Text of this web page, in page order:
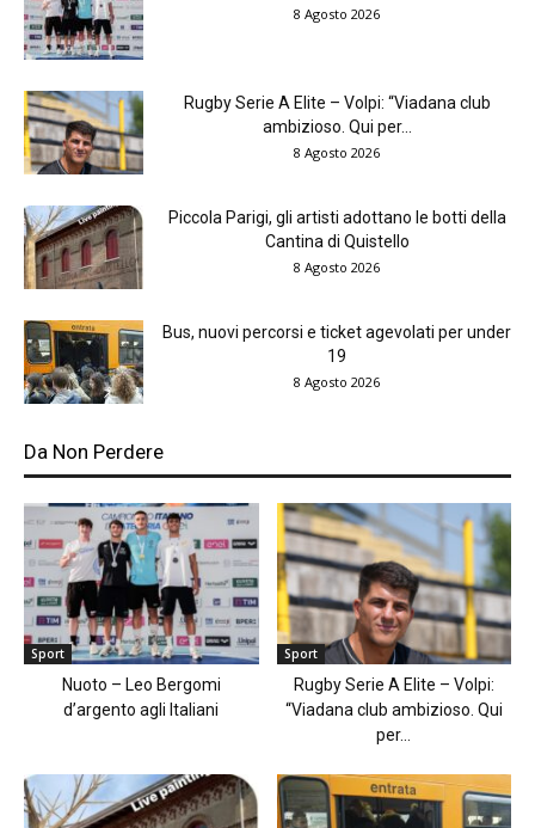
8 Agosto 2026
Rugby Serie A Elite – Volpi: “Viadana club
ambizioso. Qui per...
8 Agosto 2026
Piccola Parigi, gli artisti adottano le botti della
Cantina di Quistello
8 Agosto 2026
Bus, nuovi percorsi e ticket agevolati per under
19
8 Agosto 2026
Da Non Perdere
Sport
Nuoto – Leo Bergomi
d’argento agli Italiani
Sport
Rugby Serie A Elite – Volpi:
“Viadana club ambizioso. Qui
per...